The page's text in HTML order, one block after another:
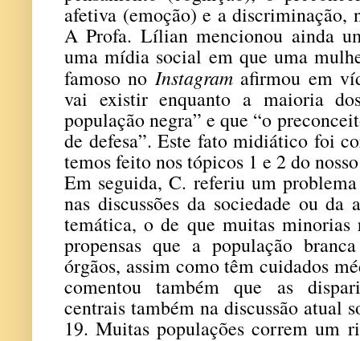
afetiva (emoção) e a discriminação,
A Profa. Lílian mencionou ainda
uma mídia social em que uma
famoso no Instagramafirmou em
vai existir enquanto a maioria
população negra” e que “o
de defesa”. Este fato midiático foi
temos feito nos tópicos 1 e 2 do
Em seguida, C. referiu um
nas discussões da sociedade ou da
temática, o de que muitas minorias
propensas que a população
órgãos, assim como têm cuidados
comentou também que as
centrais também na discussão atual
19. Muitas populações correm um